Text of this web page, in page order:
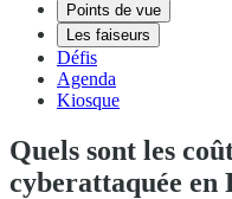
Points de vue
Les faiseurs
Défis
Agenda
Kiosque
Quels sont les
cyberattaquée en